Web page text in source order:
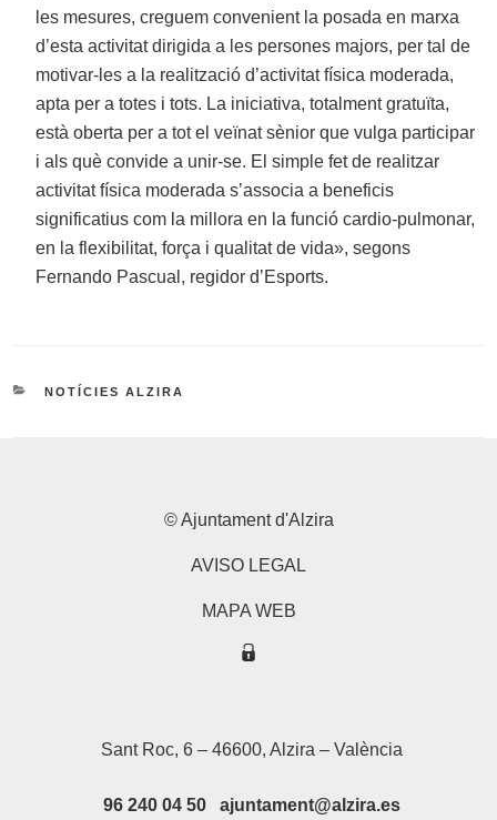
les mesures, creguem convenient la posada en marxa
d’esta activitat dirigida a les persones majors, per tal de
motivar-les a la realització d’activitat física moderada,
apta per a totes i tots. La iniciativa, totalment gratuïta,
està oberta per a tot el veïnat sènior que vulga participar
i als què convide a unir-se. El simple fet de realitzar
activitat física moderada s’associa a beneficis
significatius com la millora en la funció cardio-pulmonar,
en la flexibilitat, força i qualitat de vida», segons
Fernando Pascual, regidor d’Esports.
CATEGORIES
NOTÍCIES ALZIRA
© Ajuntament d'Alzira
AVISO LEGAL
MAPA WEB
Sant Roc, 6 – 46600, Alzira – València
96 240 04 50 ajuntament@alzira.es